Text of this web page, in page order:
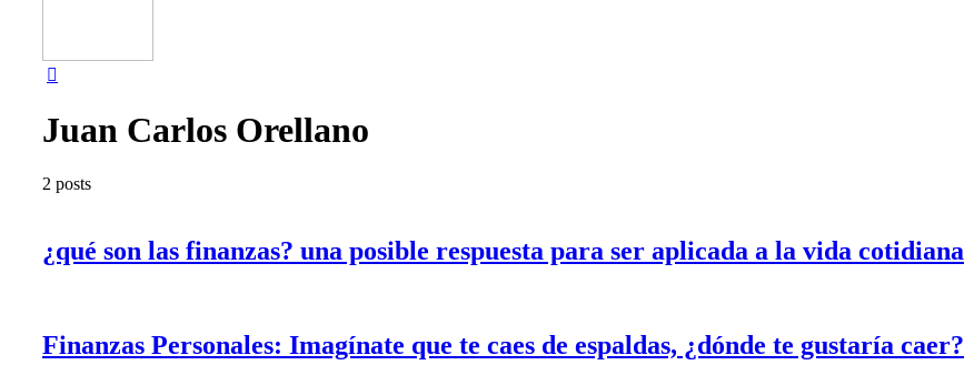
Juan Carlos Orellano
2 posts
¿qué son las finanzas? una posible respuesta para ser aplicada a la vida cotidiana
Finanzas Personales: Imagínate que te caes de espaldas, ¿dónde te gustaría caer?